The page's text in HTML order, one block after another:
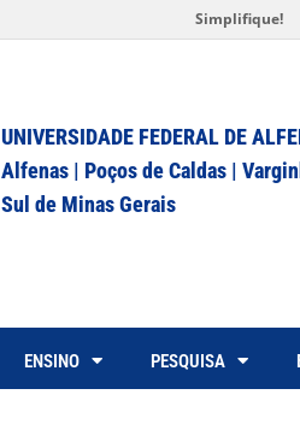
Simplifique!
UNIVERSIDADE FEDERAL DE
Alfenas | Poços de Caldas |
Sul de Minas Gerais
ENSINO PESQUISA